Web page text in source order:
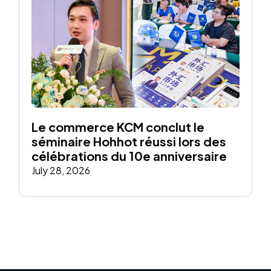
Le commerce KCM conclut le
séminaire Hohhot réussi lors des
célébrations du 10e anniversaire
July 28, 2026